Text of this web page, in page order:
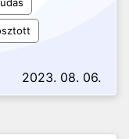
2023. 08. 06.